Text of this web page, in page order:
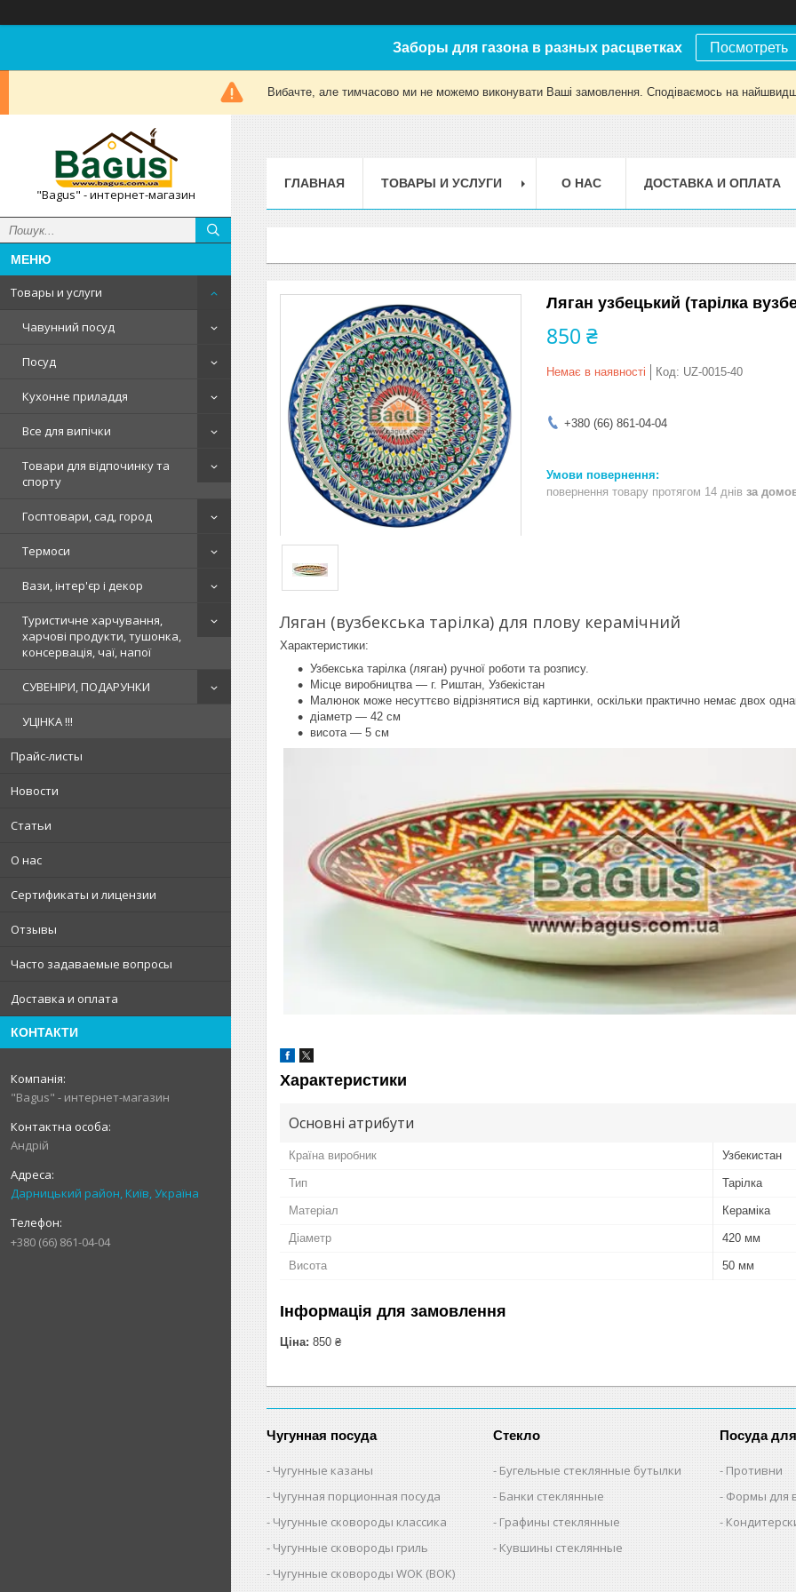
Заборы для газона в разных расцветках Посмотреть
Вибачте, але тимчасово ми не можемо виконувати Ваші замовлення. Сподіваємось на
"Bagus" - интернет-магазин
Товары и услуги
Чавунний посуд
Посуд
Кухонне приладдя
Все для випічки
Товари для відпочинку та
спорту
Госптовари, сад, город
Термоси
Вази, інтер'єр і декор
Туристичне харчування,
харчові продукти, тушонка,
консервація, чаї, напої
СУВЕНІРИ, ПОДАРУНКИ
УЦІНКА !!!
Прайс-листы
Новости
Статьи
О нас
Сертификаты и лицензии
Отзывы
Часто задаваемые вопросы
Доставка и оплата
КОНТАКТИ
"Bagus" - интернет-магазин
Андрій
Дарницький район, Київ, Україна
+380 (66) 861-04-04
ГЛАВНАЯ ТОВАРЫ И УСЛУГИ О НАС ДОСТАВКА И ОПЛАТА
Ляган узбецький (тарілка
850 ₴
Немає в наявності Код: UZ-0015-40
+380 (66) 861-04-04
повернення товару протягом 14 днів за
Ляган (вузбекська тарілка) для плову керамічний
Характеристики:
Узбекська тарілка (ляган) ручної роботи та розпису.
Місце виробництва — г. Риштан, Узбекістан
Малюнок може несуттєво відрізнятися від картинки, оскільки практично немає двох
діаметр — 42 см
висота — 5 см
Характеристики
Основні атрибути
Країна виробник Узбекистан
Тип Тарілка
Матеріал Кераміка
Діаметр 420 мм
Висота 50 мм
Інформація для замовлення
Ціна: 850 ₴
Чугунная посуда
Чугунные казаны
Чугунная порционная посуда
Чугунные сковороды классика
Чугунные сковороды гриль
Чугунные сковороды WOK (ВОК)
Стекло
Бугельные стеклянные бутылки
Банки стеклянные
Графины стеклянные
Кувшины стеклянные
Посуда
Противни
Формы для